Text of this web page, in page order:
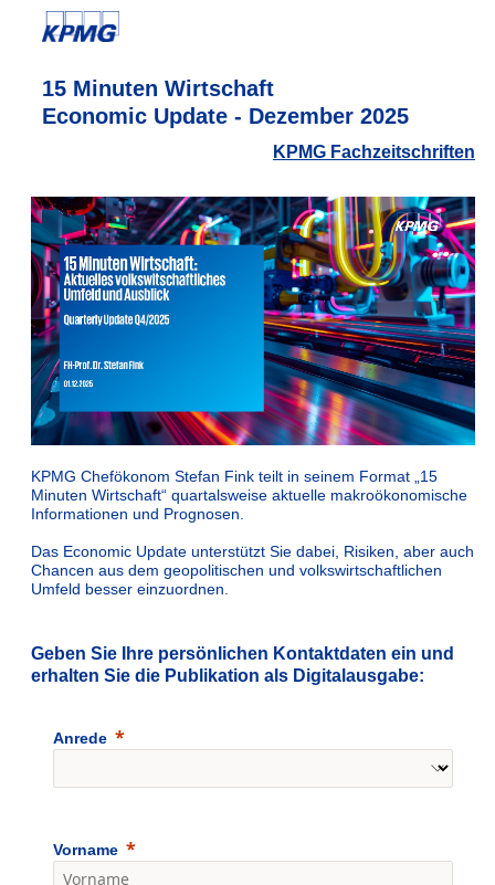
15 Minuten Wirtschaft
Economic Update - Dezember 2025
KPMG Fachzeitschriften
KPMG Chefökonom Stefan Fink teilt in seinem Format „15
Minuten Wirtschaft“ quartalsweise aktuelle makroökonomische
Informationen und Prognosen.
Das Economic Update unterstützt Sie dabei, Risiken, aber auch
Chancen aus dem geopolitischen und volkswirtschaftlichen
Umfeld besser einzuordnen.
Geben Sie Ihre persönlichen Kontaktdaten ein und
erhalten Sie die Publikation als Digitalausgabe:
Anrede
Vorname